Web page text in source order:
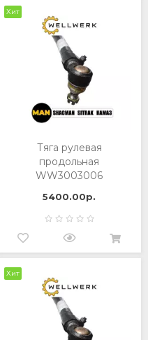
Хит
Тяга рулевая
продольная
WW3003006
5400.00р.
Хит